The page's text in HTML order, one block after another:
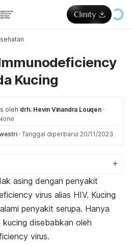
Kucing
oleh drh. Hevin Vinandra Louqen ·
· Tanggal diperbarui 20/11/2023
asing dengan penyakit
virus alias HIV. Kucing
penyakit serupa. Hanya
disebabkan oleh
virus.